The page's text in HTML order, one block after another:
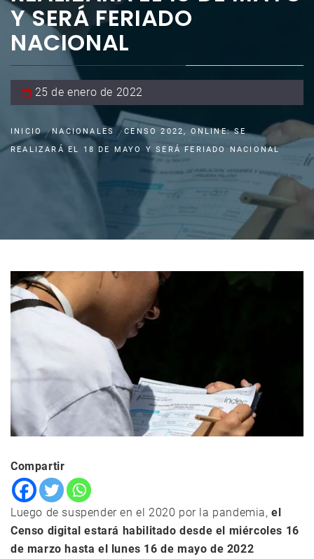
Y SERÁ FERIADO
NACIONAL
25 de enero de 2022
INICIO NACIONALES
CENSO 2022, ONLINE: SE
REALIZARÁ EL 18 DE MAYO Y SERÁ FERIADO NACIONAL
Compartir
Luego de suspender en el 2020 por la pandemia,el
Censo digital estará habilitado desde el miércoles 16
de marzo hasta el lunes 16 de mayo de 2022